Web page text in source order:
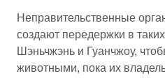
Неправительственные
создают передержки в
Шэньчжэнь и Гуанчжоу,
животными, пока их